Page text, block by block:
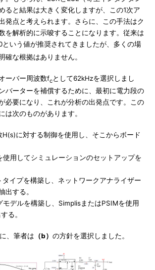
ると結果は大きく変化しますが、この1次ア
発点と考えられます。さらに、この手法はク
を解析的に示唆することになります。従来は
という値が推奨されてきましたが、多くの場
確な根拠はありません。
ーバー周波数fcとして62kHzを選択しまし
バーターを補償するために、最初に電力段の
必要になり、これが分析の出発点です。この
は次のものがあります。
H(s)に対する制御を使用し、そこからボード
使用してシミュレーションのセットアップを
タイプを構築し、ネットワークアナライザー
出する。
モデルを構築し、SimplisまたはPSIMを使用
る。
、筆者は （b） の方針を選択しました。